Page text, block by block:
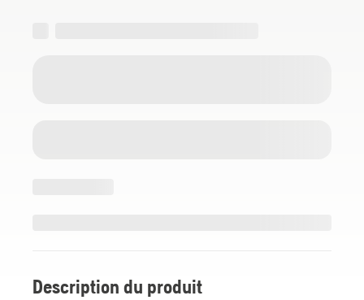
Description du produit